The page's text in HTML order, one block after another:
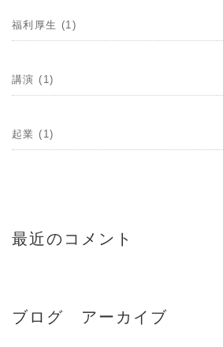
福利厚生 (1)
講演 (1)
起業 (1)
最近のコメント
ブログ アーカイブ